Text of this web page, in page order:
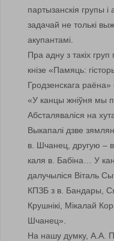
партызанскія групы і
задачай не толькі
акупантамі.
Пра адну з такіх
кнізе «Памяць:
Гродзенскага
«У канцы жніўня мы
Абсталяваліся на
Выкапалі дзве
в. Шчанец, другую –
каля в. Бабіна… У
далучыліся Віталь
КПЗБ з в. Бандары,
Крушнікі, Мікалай
Шчанец».
На нашу думку, А.А.